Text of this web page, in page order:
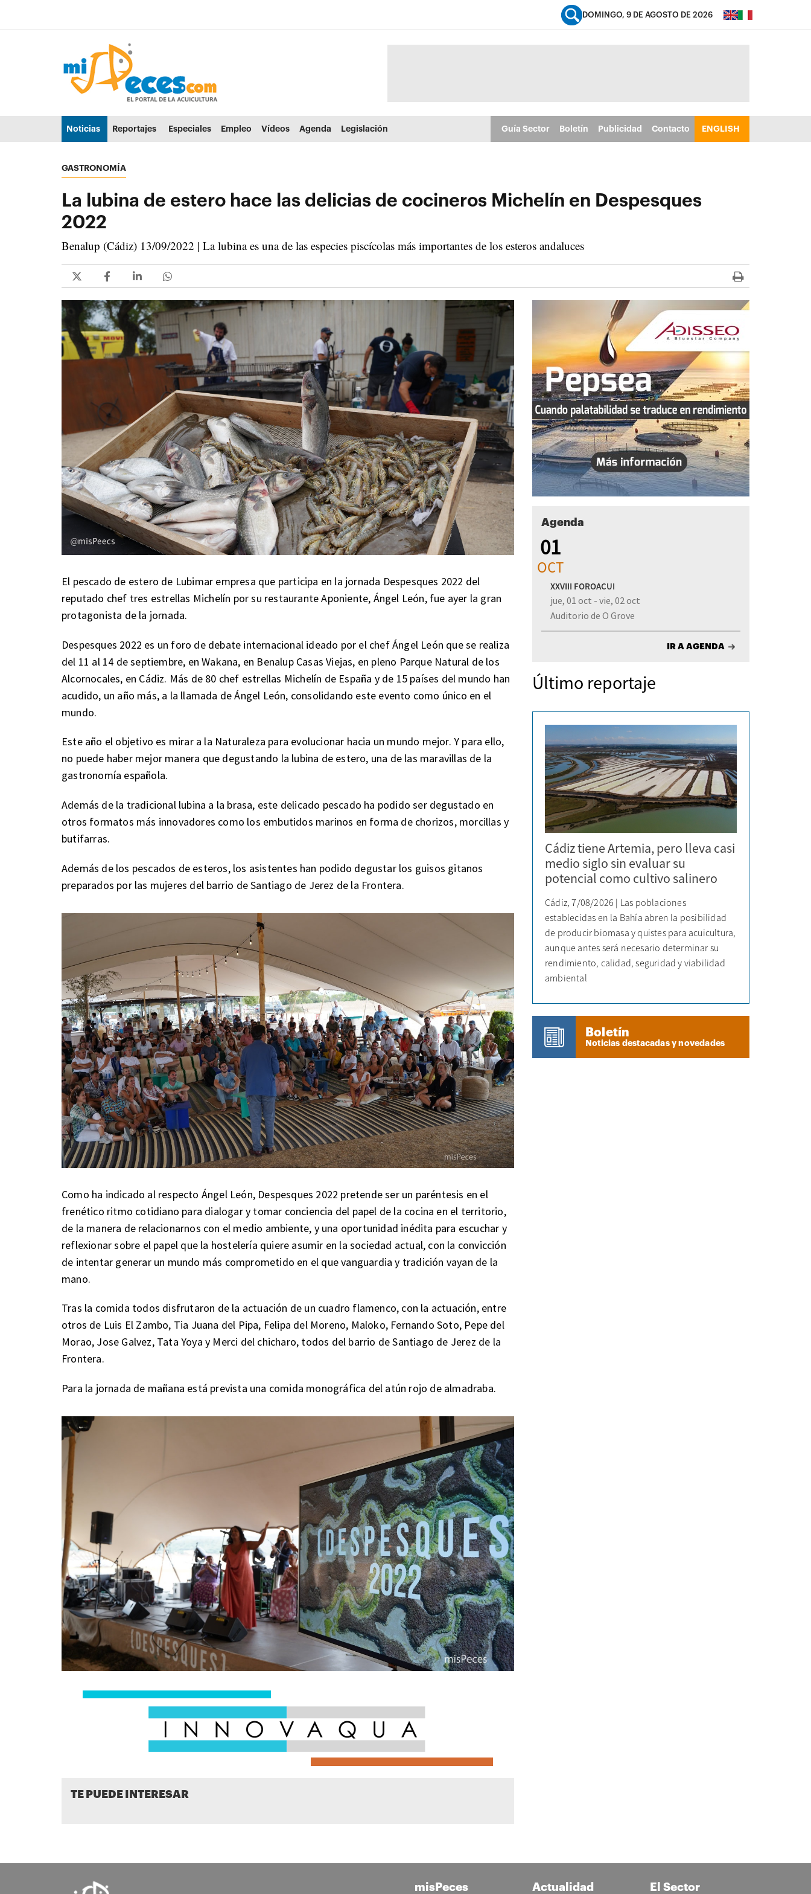
Ir al menú principal (alt + u)
DOMINGO, 9 DE AGOSTO DE 2026
Noticias Reportajes Especiales Empleo Vídeos Agenda Legislación Guía Sector Boletín Publicidad Contacto ENGLISH
GASTRONOMÍA
La lubina de estero hace las delicias de cocineros Michelín en Despesques
2022
Benalup (Cádiz) 13/09/2022 | La lubina es una de las especies piscícolas más importantes de los esteros andaluces
El pescado de estero de Lubimar empresa que participa en la jornada Despesques 2022 del
reputado chef tres estrellas Michelín por su restaurante Aponiente, Ángel León, fue ayer la gran
protagonista de la jornada.
Despesques 2022 es un foro de debate internacional ideado por el chef Ángel León que se realiza
del 11 al 14 de septiembre, en Wakana, en Benalup Casas Viejas, en pleno Parque Natural de los
Alcornocales, en Cádiz. Más de 80 chef estrellas Michelín de España y de 15 países del mundo han
acudido, un año más, a la llamada de Ángel León, consolidando este evento como único en el
mundo.
Este año el objetivo es mirar a la Naturaleza para evolucionar hacia un mundo mejor. Y para ello,
no puede haber mejor manera que degustando la lubina de estero, una de las maravillas de la
gastronomía española.
Además de la tradicional lubina a la brasa, este delicado pescado ha podido ser degustado en
otros formatos más innovadores como los embutidos marinos en forma de chorizos, morcillas y
butifarras.
Además de los pescados de esteros, los asistentes han podido degustar los guisos gitanos
preparados por las mujeres del barrio de Santiago de Jerez de la Frontera.
Como ha indicado al respecto Ángel León, Despesques 2022 pretende ser un paréntesis en el
frenético ritmo cotidiano para dialogar y tomar conciencia del papel de la cocina en el territorio,
de la manera de relacionarnos con el medio ambiente, y una oportunidad inédita para escuchar y
reflexionar sobre el papel que la hostelería quiere asumir en la sociedad actual, con la convicción
de intentar generar un mundo más comprometido en el que vanguardia y tradición vayan de la
mano.
Tras la comida todos disfrutaron de la actuación de un cuadro flamenco, con la actuación, entre
otros de Luis El Zambo, Tia Juana del Pipa, Felipa del Moreno, Maloko, Fernando Soto, Pepe del
Morao, Jose Galvez, Tata Yoya y Merci del chicharo, todos del barrio de Santiago de Jerez de la
Frontera.
Para la jornada de mañana está prevista una comida monográfica del atún rojo de almadraba.
TE PUEDE INTERESAR
Agenda
01
OCT
XXVIII FOROACUI
jue, 01 oct - vie, 02 oct
Auditorio de O Grove
IR A AGENDA
Último reportaje
Cádiz tiene Artemia, pero lleva casi
medio siglo sin evaluar su
potencial como cultivo salinero
Cádiz, 7/08/2026 | Las poblaciones
establecidas en la Bahía abren la posibilidad
de producir biomasa y quistes para acuicultura,
aunque antes será necesario determinar su
rendimiento, calidad, seguridad y viabilidad
ambiental
Boletín
Noticias destacadas y novedades
misPeces Actualidad El Sector